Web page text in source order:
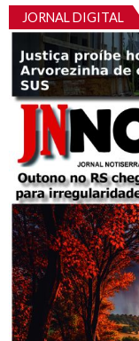
JORNAL DIGITAL